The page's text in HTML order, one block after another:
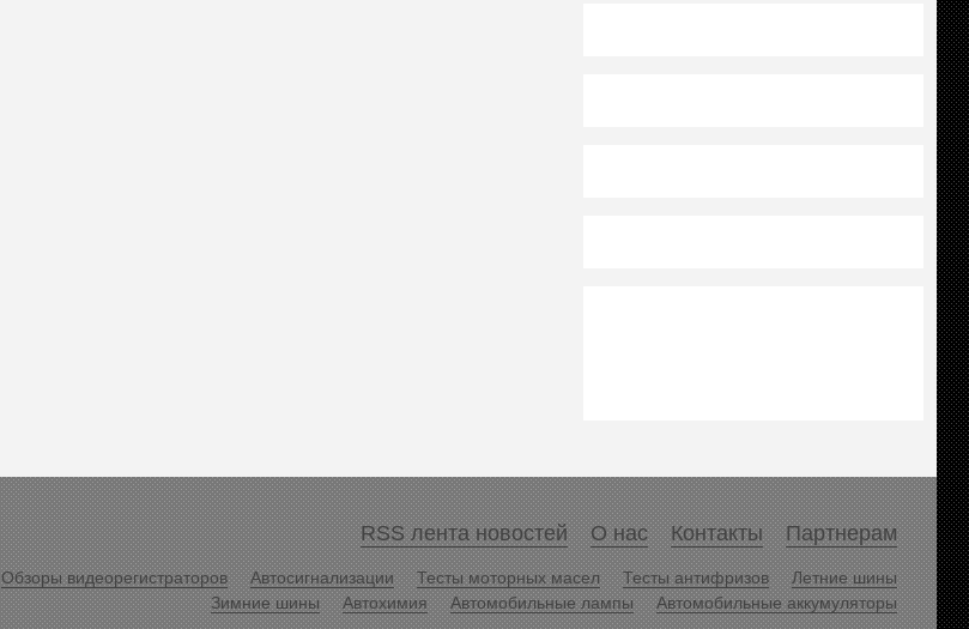
RSS лента новостей О нас Контакты Партнерам
Обзоры видеорегистраторов Автосигнализации Тесты моторных масел Тесты антифризов
Летние шины
Зимние шины
Автохимия Автомобильные лампы Автомобильные аккумуляторы